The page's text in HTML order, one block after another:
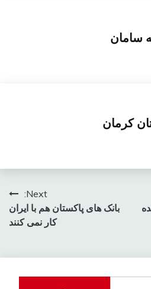
سامان
کرمان
Next:
بانک های پاکستان هم با ایران
کار نمی کنند